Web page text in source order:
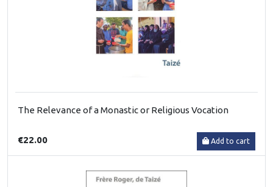
The Relevance of a Monastic or Religious Vocation
€22.00 Add to cart